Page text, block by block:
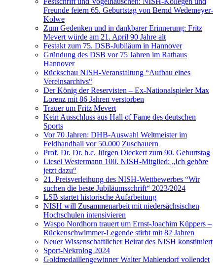
Freunde feiern 65. Geburtstag von Bernd Wedemeyer-
Kolwe
Zum Gedenken und in dankbarer Erinnerung: Fritz
Mevert würde am 21. April 90 Jahre alt
Festakt zum 75. DSB-Jubiläum in Hannover
Gründung des DSB vor 75 Jahren im Rathaus
Hannover
Rückschau NISH-Veranstaltung “Aufbau eines
Vereinsarchivs“
Der König der Reservisten – Ex-Nationalspieler Max
Lorenz mit 86 Jahren verstorben
Trauer um Fritz Mevert
Kein Ausschluss aus Hall of Fame des deutschen
Sports
Vor 70 Jahren: DHB-Auswahl Weltmeister im
Feldhandball vor 50.000 Zuschauern
Prof. Dr. Dr. h.c. Jürgen Dieckert zum 90. Geburtstag
Liesel Westermann 100. NISH-Mitglied: „Ich gehöre
jetzt dazu“
21. Preisverleihung des NISH-Wettbewerbes “Wir
suchen die beste Jubiläumsschrift“ 2023/2024
LSB startet historische Aufarbeitung
NISH will Zusammenarbeit mit niedersächsischen
Hochschulen intensivieren
Waspo Nordhorn trauert um Ernst-Joachim Küppers –
Rückenschwimmer-Legende stirbt mit 82 Jahren
Neuer Wissenschaftlicher Beirat des NISH konstituiert
Sport-Nekrolog 2024
Goldmedaillengewinner Walter Mahlendorf vollendet